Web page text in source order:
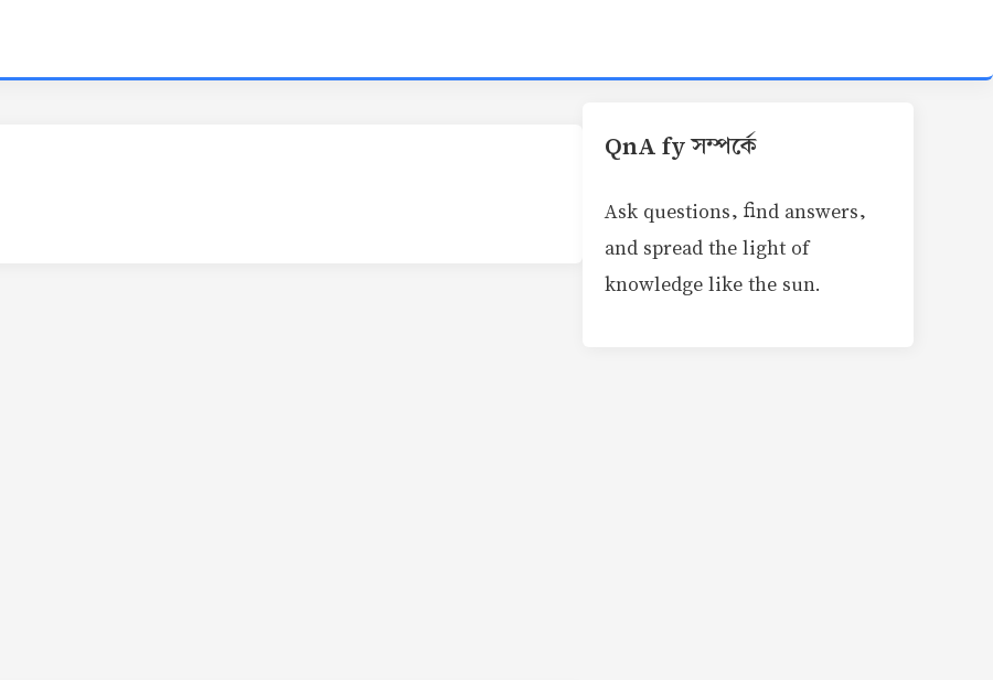
QnA fy সম্পর্কে
Ask questions, find answers,
and spread the light of
knowledge like the sun.